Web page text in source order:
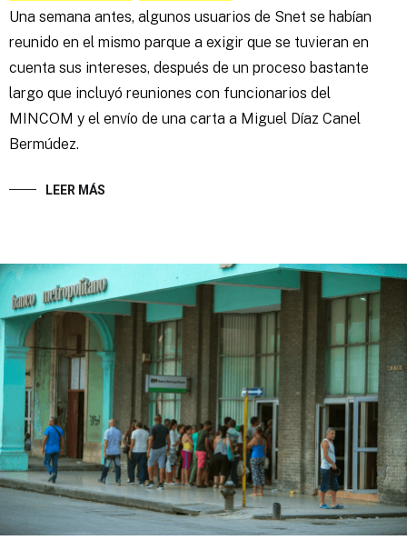
Una semana antes, algunos usuarios de Snet se habían
reunido en el mismo parque a exigir que se tuvieran en
cuenta sus intereses, después de un proceso bastante
largo que incluyó reuniones con funcionarios del
MINCOM y el envío de una carta a Miguel Díaz Canel
Bermúdez.
LEER MÁS